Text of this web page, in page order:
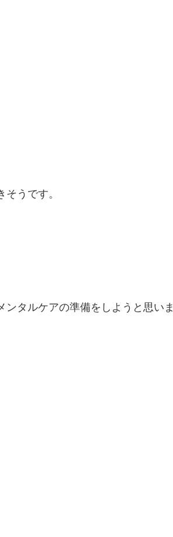
うです。
タルケアの準備をしようと思いま